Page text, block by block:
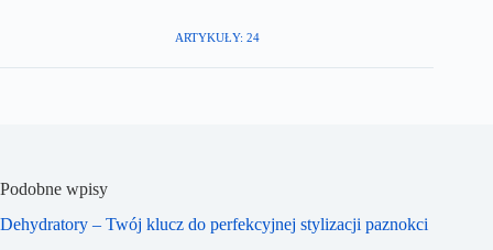
ARTYKUŁY: 24
Podobne wpisy
Dehydratory – Twój klucz do perfekcyjnej stylizacji paznokci